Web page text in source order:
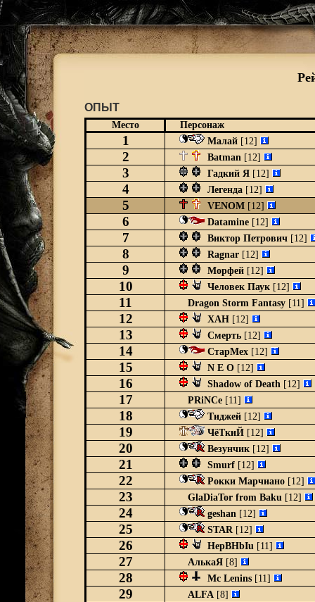
ОПЫТ
Место Персонаж
1 Малай [12]
2 Batman [12]
3 Гадкий Я [12]
4 Легенда [12]
5 VENOM [12]
6 Datamine [12]
7 Виктор Петрович [12]
8 Ragnar [12]
9 Морфей [12]
10 Человек Паук [12]
11 Dragon Storm Fantasy [11]
12 ХАН [12]
13 Смерть [12]
14 СтарМех [12]
15 N E O [12]
16 Shadow of Death [12]
17 PRiNCe [11]
18 Тиджей [12]
19 ЧёТкиЙ [12]
20 Везунчик [12]
21 Smurf [12]
22 Рокки Марчиано [12]
23 GlaDiaTor from Baku [12]
24 geshan [12]
25 STAR[12]
26 HepBHbIu [11]
27 АлькаЯ [8]
28 Mc Lenins [11]
29 ALFA [8]